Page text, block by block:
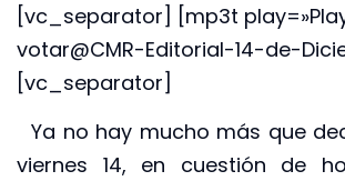
[vc_separator] [mp3t
votar@CMR-Editorial-14-de-
[vc_separator]
Ya no hay mucho más que
viernes 14, en cuestión de